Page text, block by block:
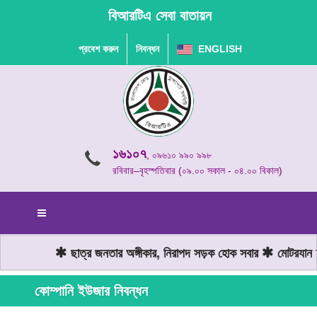
বিআরটিএ সেবা বাতায়ন
প্রবেশ করুন নিবন্ধন ENGLISH
১৬১০৭, ০৯৬১০ ৯৯০ ৯৯৮
রবিবার–বৃহস্পতিবার (০৯.০০ সকাল - ০৪.০০ বিকাল)
ছাত্র জনতার অঙ্গীকার, নিরাপদ সড়ক হোক সবার মোটরযান
কোম্পানি ইউজার নিবন্ধন